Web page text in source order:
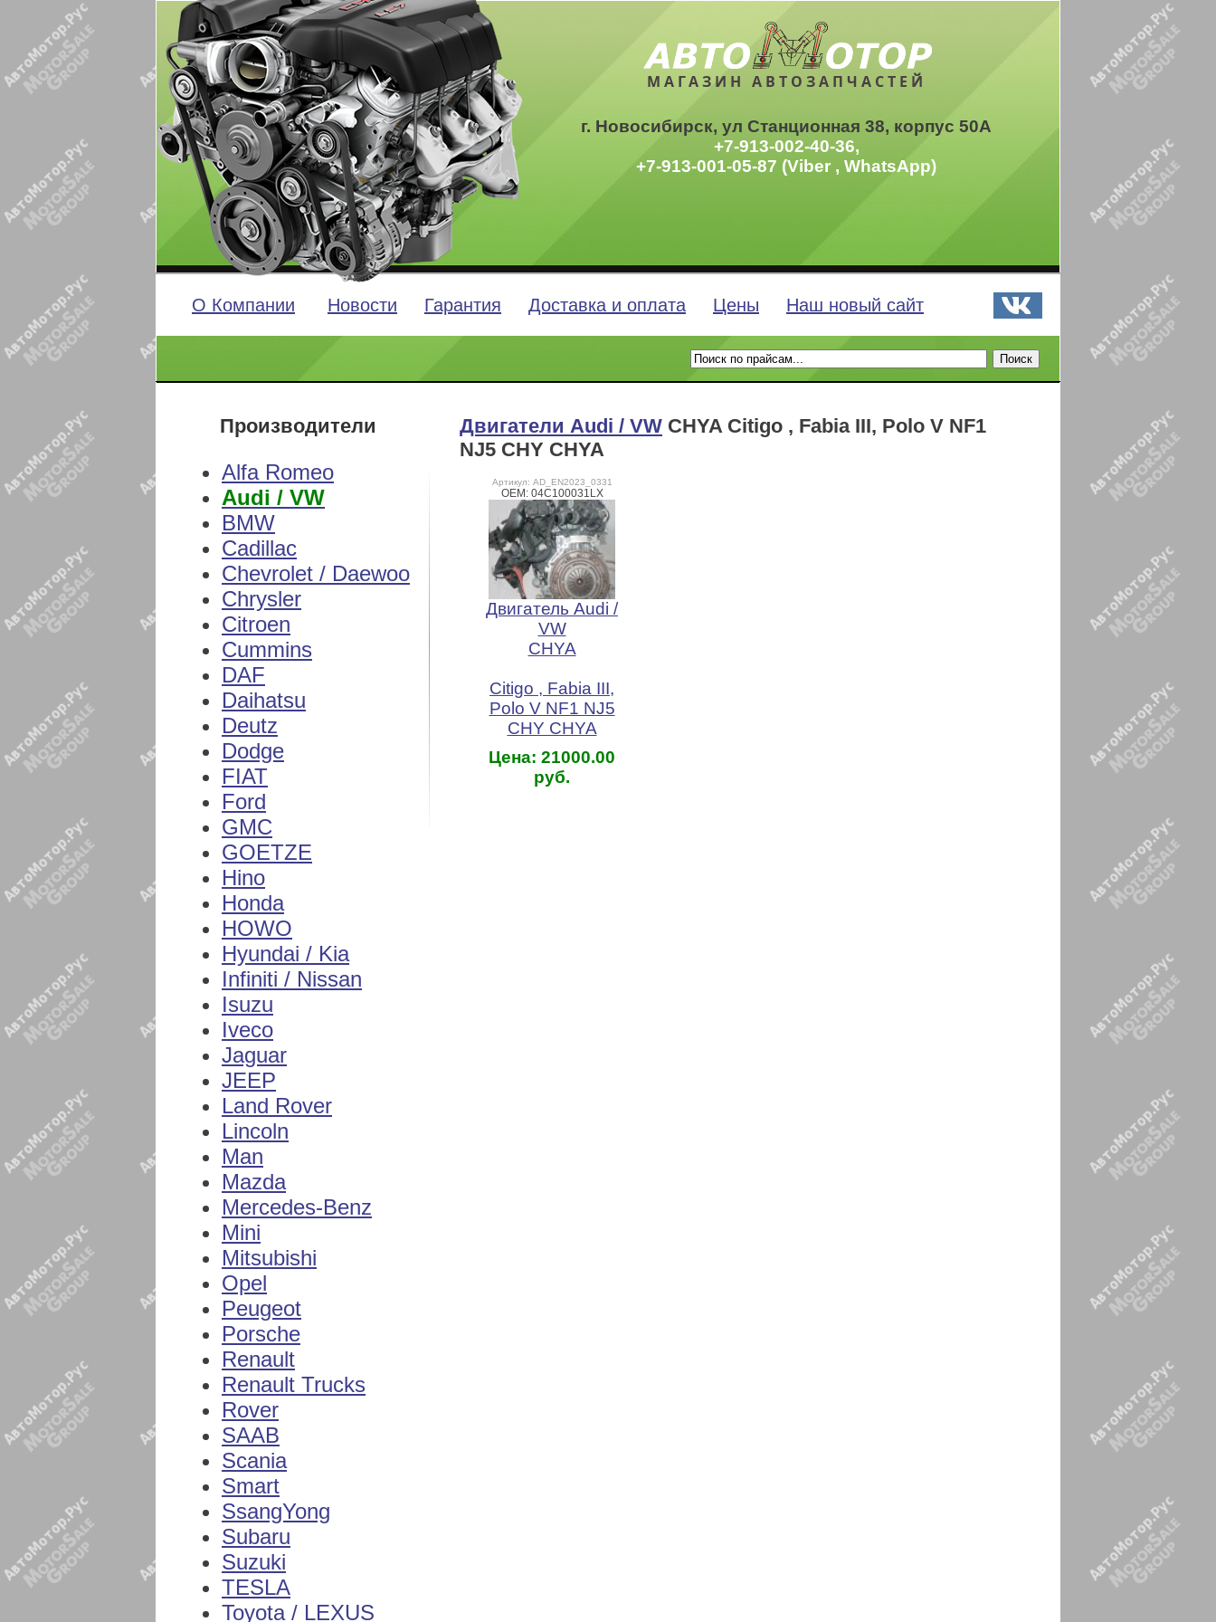
МАГАЗИН АВТОЗАПЧАСТЕЙ
г. Новосибирск, ул Станционная 38, корпус 50А
+7-913-002-40-36,
+7-913-001-05-87 (Viber , WhatsApp)
О Компании Новости Гарантия Доставка и оплата Цены Наш новый сайт
Производители
Alfa Romeo
Audi / VW
BMW
Cadillac
Chevrolet / Daewoo
Chrysler
Citroen
Cummins
DAF
Daihatsu
Deutz
Dodge
FIAT
Ford
GMC
GOETZE
Hino
Honda
HOWO
Hyundai / Kia
Infiniti / Nissan
Isuzu
Iveco
Jaguar
JEEP
Land Rover
Lincoln
Man
Mazda
Mercedes-Benz
Mini
Mitsubishi
Opel
Peugeot
Porsche
Renault
Renault Trucks
Rover
SAAB
Scania
Smart
SsangYong
Subaru
Suzuki
TESLA
Toyota / LEXUS
Двигатели Audi / VW CHYA Citigo , Fabia III, Polo V NF1
NJ5 CHY CHYA
Артикул: AD_EN2023_0331
OEM: 04C100031LX
Двигатель Audi /
VW
CHYA
Citigo , Fabia III,
Polo V NF1 NJ5
CHY CHYA
Цена: 21000.00
руб.